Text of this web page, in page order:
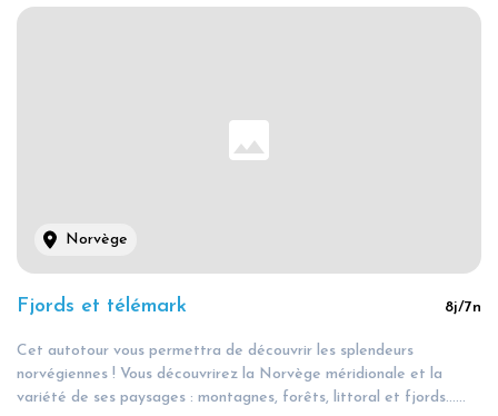
Norvège
Fjords et télémark 8j/7n
Cet autotour vous permettra de découvrir les splendeurs
norvégiennes ! Vous découvrirez la Norvège méridionale et la
variété de ses paysages : montagnes, forêts, littoral et fjords…...